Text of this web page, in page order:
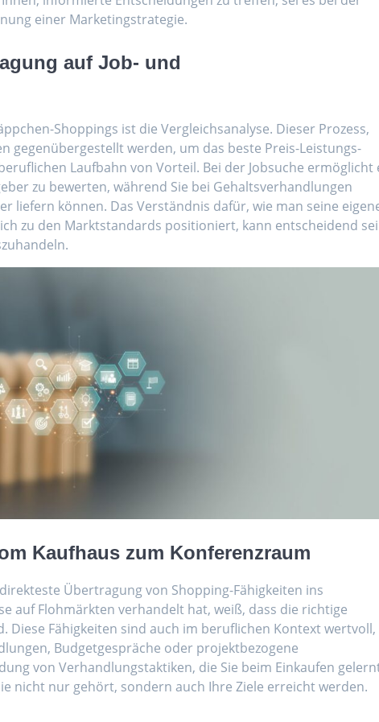
einer Marketingstrategie.
auf Job- und
Shoppings ist die Vergleichsanalyse. Dieser Prozess,
gegenübergestellt werden, um das beste Preis-Leistungs-
Laufbahn von Vorteil. Bei der Jobsuche ermöglicht
zu bewerten, während Sie bei Gehaltsverhandlungen
liefern können. Das Verständnis dafür, wie man seine
zu den Marktstandards positioniert, kann entscheidend
Kaufhaus zum Konferenzraum
Übertragung von Shopping-Fähigkeiten ins
auf Flohmärkten verhandelt hat, weiß, dass die richtige
Diese Fähigkeiten sind auch im beruflichen Kontext wertvoll,
Budgetgespräche oder projektbezogene
von Verhandlungstaktiken, die Sie beim Einkaufen
nicht nur gehört, sondern auch Ihre Ziele erreicht werden.